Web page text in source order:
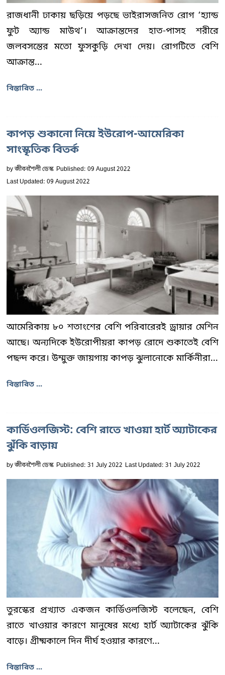
রাজধানী ঢাকায় ছড়িয়ে পড়ছে ভাইরাসজনিত রোগ ‘হ্যান্ড
ফুট অ্যান্ড মাউথ’। আক্রান্তদের হাত-পাসহ শরীরে
জলবসন্তের মতো ফুসকুড়ি দেখা দেয়। রোগটিতে বেশি
আক্রান্ত...
বিস্তারিত ...
কাপড় শুকানো নিয়ে ইউরোপ-আমেরিকা
সাংস্কৃতিক বিতর্ক
byজীবনশৈলী ডেস্ক Published: 09 August 2022
Last Updated: 09 August 2022
আমেরিকায় ৮০ শতাংশের বেশি পরিবারেরই ড্রায়ার মেশিন
আছে। অন্যদিকে ইউরোপীয়রা কাপড় রোদে শুকাতেই বেশি
পছন্দ করে। উম্মুক্ত জায়গায় কাপড় ঝুলানোকে মার্কিনীরা...
বিস্তারিত ...
কার্ডিওলজিস্ট: বেশি রাতে খাওয়া হার্ট অ্যাটাকের
ঝুঁকি বাড়ায়
byজীবনশৈলী ডেস্ক Published: 31 July 2022 Last Updated: 31 July 2022
তুরস্কের প্রখ্যাত একজন কার্ডিওলজিস্ট বলেছেন, বেশি
রাতে খাওয়ার কারণে মানুষের মধ্যে হার্ট অ্যাটাকের ঝুঁকি
বাড়ে। গ্রীষ্মকালে দিন দীর্ঘ হওয়ার কারণে...
বিস্তারিত ...